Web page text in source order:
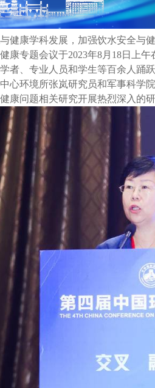
健康学科发展，加强饮水安全与
专题会议于2023年8月18日上
者、专业人员和学生等百余人踊跃
心环境所张岚研究员和军事科学
康问题相关研究开展热烈深入的研